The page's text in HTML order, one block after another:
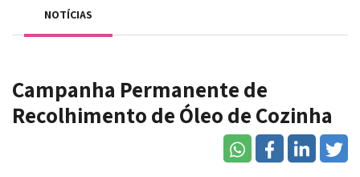
Serviços
Servidores
NOTÍCIAS
Campanha Permanente de
Recolhimento de Óleo de Cozinha